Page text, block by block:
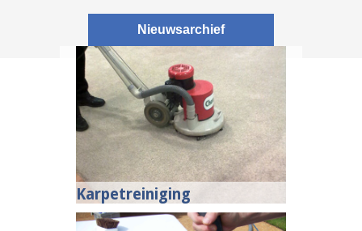
Nieuwsarchief
Karpetreiniging